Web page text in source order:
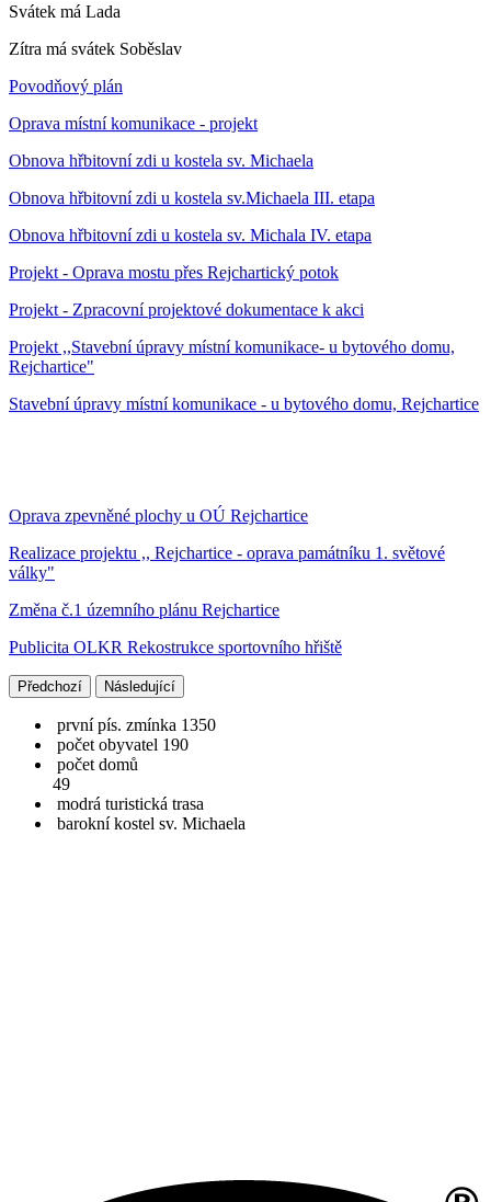
Svátek má Lada
Zítra má svátek Soběslav
Povodňový plán
Oprava místní komunikace - projekt
Obnova hřbitovní zdi u kostela sv. Michaela
Obnova hřbitovní zdi u kostela sv.Michaela III. etapa
Obnova hřbitovní zdi u kostela sv. Michala IV. etapa
Projekt - Oprava mostu přes Rejchartický potok
Projekt - Zpracovní projektové dokumentace k akci
Projekt ,,Stavební úpravy místní komunikace- u bytového domu,
Rejchartice"
Stavební úpravy místní komunikace - u bytového domu, Rejchartice
Oprava zpevněné plochy u OÚ Rejchartice
Realizace projektu ,, Rejchartice - oprava památníku 1. světové
války"
Změna č.1 územního plánu Rejchartice
Publicita OLKR Rekostrukce sportovního hřiště
Předchozí Následující
první pís. zmínka 1350
počet obyvatel 190
počet domů
49
modrá turistická trasa
barokní kostel sv. Michaela